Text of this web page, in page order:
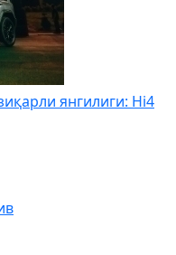
янгилиги: Hi4